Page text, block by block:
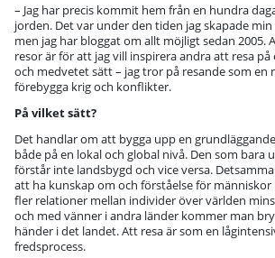
– Jag har precis kommit hem från en hundra
jorden. Det var under den tiden jag skapade
men jag har bloggat om allt möjligt sedan 2005.
resor är för att jag vill inspirera andra att resa
och medvetet sätt – jag tror på resande som en
förebygga krig och konflikter.
På vilket sätt?
Det handlar om att bygga upp en
både på en lokal och global nivå. Den som bara
förstår inte landsbygd och vice versa.
att ha kunskap om och förståelse för människor
fler relationer mellan individer över världen
och med vänner i andra länder kommer man
händer i det landet. Att resa är som en
fredsprocess.